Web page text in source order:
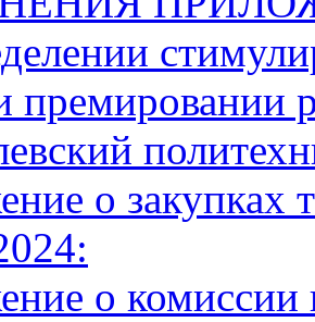
о закупках
о комиссии